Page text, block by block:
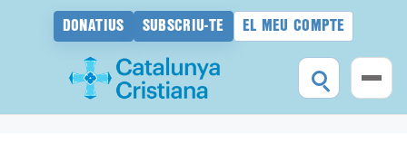
DONATIUS SUBSCRIU-TE EL MEU COMPTE